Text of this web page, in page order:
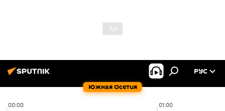
Южная Осетия
РУС
00:00 01:00